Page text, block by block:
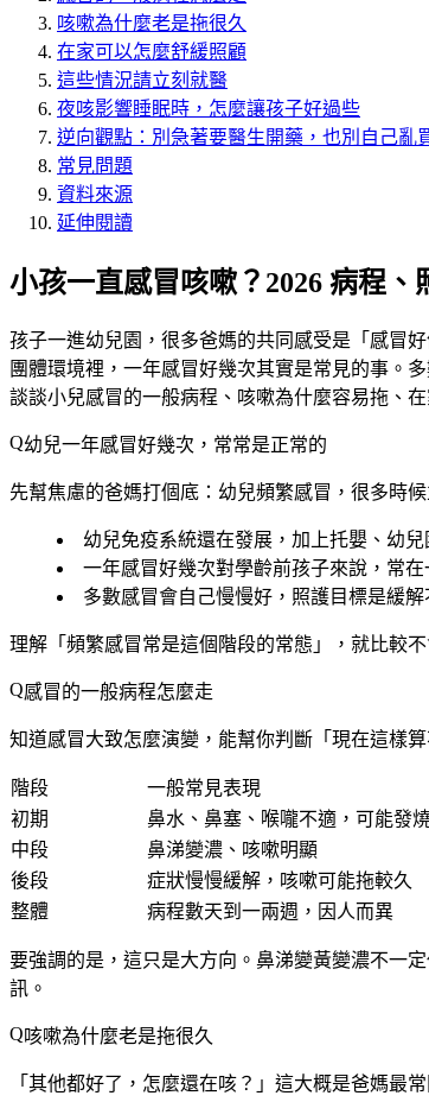
咳嗽為什麼老是拖很久
在家可以怎麼舒緩照顧
這些情況請立刻就醫
夜咳影響睡眠時，怎麼讓孩子好過些
逆向觀點：別急著要醫生開藥，也別自己亂
常見問題
資料來源
延伸閱讀
小孩一直感冒咳嗽？2026 病程
孩子一進幼兒園，很多爸媽的共同感受是「感冒
團體環境裡，一年感冒好幾次其實是常見的事。
談談小兒感冒的一般病程、咳嗽為什麼容易拖、
幼兒一年感冒好幾次，常常是正常的
先幫焦慮的爸媽打個底：幼兒頻繁感冒，很多時
幼兒免疫系統還在發展 ，加上托嬰、幼
一年感冒好幾次對學齡前孩子來說，常
多數感冒會自己慢慢好 ，照護目標是緩
理解「頻繁感冒常是這個階段的常態」，就比較
感冒的一般病程怎麼走
知道感冒大致怎麼演變，能幫你判斷「現在這樣算
階段 一般常見表現
初期
鼻水、鼻塞、喉嚨不適，可能發
中段
鼻涕變濃、咳嗽明顯
後段
症狀慢慢緩解，咳嗽可能拖較久
整體
病程數天到一兩週，因人而異
要強調的是，這只是大方向。鼻涕變黃變濃不一
訊。
咳嗽為什麼老是拖很久
「其他都好了，怎麼還在咳？」這大概是爸媽最